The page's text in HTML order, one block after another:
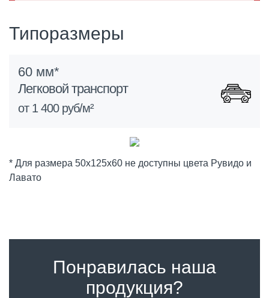
Типоразмеры
60 мм*
Легковой транспорт
от 1 400 руб/м²
* Для размера 50х125х60 не доступны цвета Рувидо и
Лавато
Понравилась наша
продукция?